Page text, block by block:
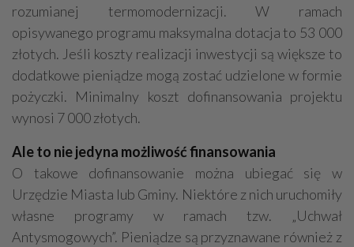
rozumianej termomodernizacji. W ramach
opisywanego programu maksymalna dotacja to 53 000
złotych. Jeśli koszty realizacji inwestycji są większe to
dodatkowe pieniądze mogą zostać udzielone w formie
pożyczki. Minimalny koszt dofinansowania projektu
wynosi 7 000 złotych.
Ale to nie jedyna możliwość finansowania
O takowe dofinansowanie można ubiegać się w
Urzędzie Miasta lub Gminy. Niektóre z nich uruchomiły
własne programy w ramach tzw. „Uchwał
Antysmogowych”. Pieniądze są przyznawane również z